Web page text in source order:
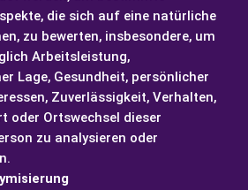
die sich auf eine natürliche
zu bewerten, insbesondere, um
Arbeitsleistung,
Lage, Gesundheit, persönlicher
Zuverlässigkeit, Verhalten,
oder Ortswechsel dieser
zu analysieren oder